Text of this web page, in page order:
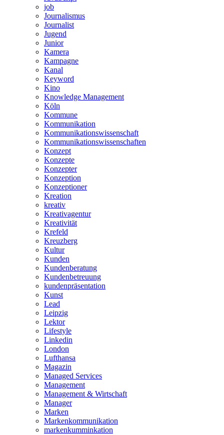
job
Journalismus
Journalist
Jugend
Junior
Kamera
Kampagne
Kanal
Keyword
Kino
Knowledge Management
Köln
Kommune
Kommunikation
Kommunikationswissenschaft
Kommunikationswissenschaften
Konzept
Konzepte
Konzepter
Konzeption
Konzeptioner
Kreation
kreativ
Kreativagentur
Kreativität
Krefeld
Kreuzberg
Kultur
Kunden
Kundenberatung
Kundenbetreuung
kundenpräsentation
Kunst
Lead
Leipzig
Lektor
Lifestyle
Linkedin
London
Lufthansa
Magazin
Managed Services
Management
Management & Wirtschaft
Manager
Marken
Markenkommunikation
markenkumminkation